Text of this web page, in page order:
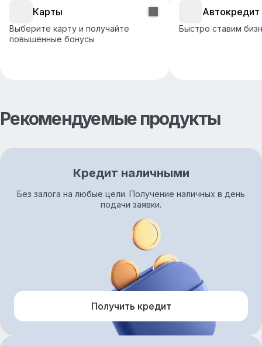
Карты
Выберите карту и получайте
повышенные бонусы
Автокредит
Быстро ставим
Рекомендуемые продукты
Кредит наличными
Без залога на любые цели. Получение наличных в день
подачи заявки.
Получить кредит